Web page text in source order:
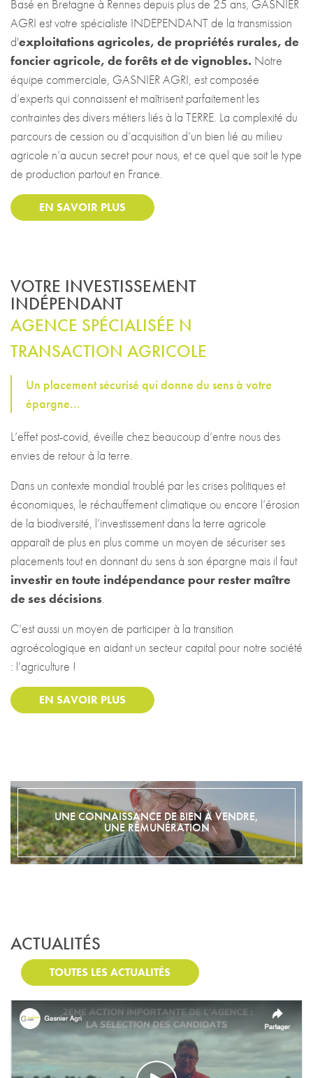
Basé en Bretagne à Rennes depuis plus de 25 ans, GASNIER
AGRI est votre spécialiste INDEPENDANT de la transmission
d'exploitations agricoles, de propriétés rurales, de
foncier agricole, de forêts et de vignobles. Notre
équipe commerciale, GASNIER AGRI, est composée
d’experts qui connaissent et maîtrisent parfaitement les
contraintes des divers métiers liés à la TERRE. La complexité du
parcours de cession ou d’acquisition d’un bien lié au milieu
agricole n’a aucun secret pour nous, et ce quel que soit le type
de production partout en France.
EN SAVOIR PLUS
VOTRE INVESTISSEMENT
INDÉPENDANT
AGENCE SPÉCIALISÉE N
TRANSACTION AGRICOLE
Un placement sécurisé qui donne du sens à votre
épargne...
L’effet post-covid, éveille chez beaucoup d’entre nous des
envies de retour à la terre.
Dans un contexte mondial troublé par les crises politiques et
économiques, le réchauffement climatique ou encore l’érosion
de la biodiversité, l’investissement dans la terre agricole
apparaît de plus en plus comme un moyen de sécuriser ses
placements tout en donnant du sens à son épargne mais il faut
investir en toute indépendance pour rester maître
de ses décisions.
C’est aussi un moyen de participer à la transition
agroécologique en aidant un secteur capital pour notre société
: l’agriculture !
EN SAVOIR PLUS
UNE CONNAISSANCE DE BIEN À VENDRE,
UNE RÉMUNÉRATION
ACTUALITÉS
TOUTES LES ACTUALITÉS